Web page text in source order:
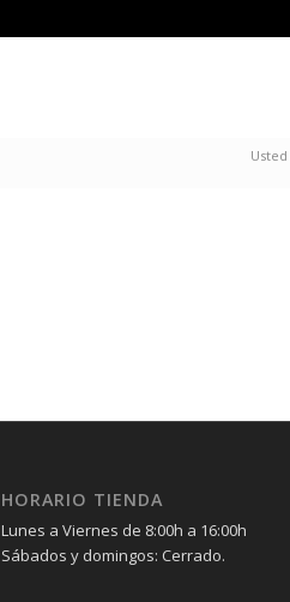
HORARIO TIENDA
Lunes a Viernes de 8:00h a 16:00h
Sábados y domingos: Cerrado.